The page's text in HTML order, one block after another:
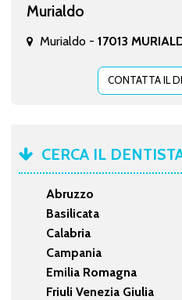
Murialdo
Murialdo - 17013
CONTATTA IL
CERCA IL
Abruzzo
Basilicata
Calabria
Campania
Emilia Romagna
Friuli Venezia Giulia